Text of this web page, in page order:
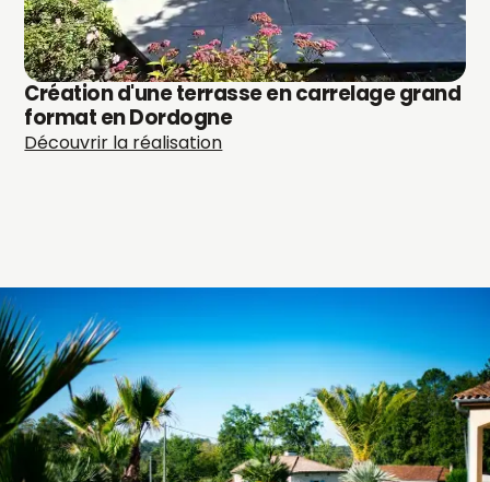
Création d'une terrasse en carrelage grand
format en Dordogne
Découvrir la réalisation